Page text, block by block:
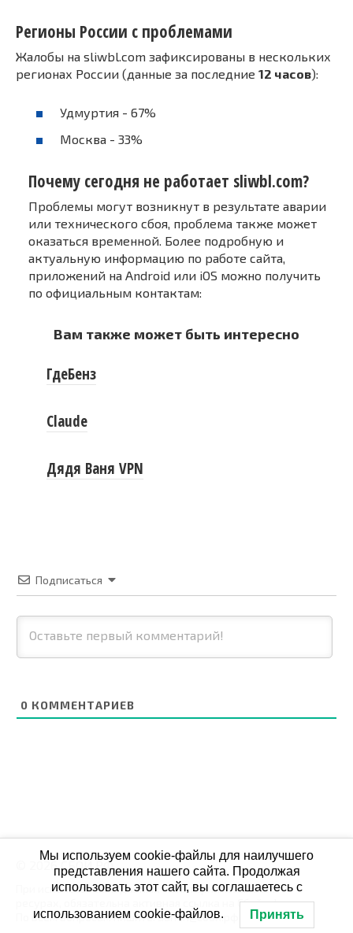
Регионы России с проблемами
Жалобы на sliwbl.com зафиксированы в нескольких
регионах России (данные за последние 12 часов):
Удмуртия - 67%
Москва - 33%
Почему сегодня не работает sliwbl.com?
Проблемы могут возникнут в результате аварии
или технического сбоя, проблема также может
оказаться временной. Более подробную и
актуальную информацию по работе сайта,
приложений на Android или iOS можно получить
по официальным контактам:
Вам также может быть интересно
ГдеБенз
Claude
Дядя Ваня VPN
Подписаться
0 КОММЕНТАРИЕВ
© 2026 СБОЙ.РФ
При использовании данных мониторинга на своих
ресурах, обязательна активная ссылка на Сбой.рф
По всем вопросам пишите: admin@сбой.рф
Мы используем cookie-файлы для наилучшего
представления нашего сайта. Продолжая
использовать этот сайт, вы соглашаетесь с
использованием cookie-файлов. Принять